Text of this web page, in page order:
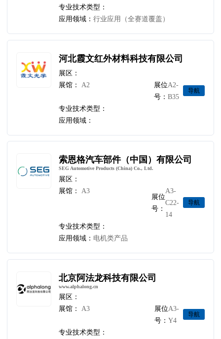
专业技术类型：
应用领域：行业应用（全赛道覆盖）
河北霞文红外材料科技有限公司
展区：
展馆：
A2
展位
号：
A2-
B35
导航
专业技术类型：
应用领域：
索恩格汽车部件（中国）有限公司
SEG Automotive Products (China) Co., Ltd.
展区：
展馆：
A3
展位
号：
A3-
C22-
14
导航
专业技术类型：
应用领域： 电机类产品
北京阿法龙科技有限公司
www.alphalong.cn
展区：
展馆：
A3
展位
号：
A3-
Y4
导航
专业技术类型：